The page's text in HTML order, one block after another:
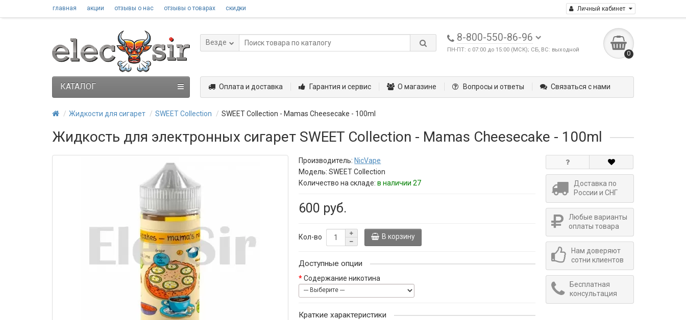
Личный кабинет
главная акции отзывы о нас отзывы о товарах скидки
8-800-550-86-96
ПН-ПТ: с 07:00 до 15:00 (МСК); СБ, ВС: выходной 0
Везде
Оплата и доставка Гарантия и сервис О магазине Вопросы и ответы Связаться с нами
КАТАЛОГ
Жидкости для сигарет SWEET Collection SWEET Collection - Mamas Cheesecake - 100ml
Жидкость для электронных сигарет SWEET Collection - Mamas Cheesecake - 100ml
Производитель: NicVape
Модель:SWEET Collection
Количество на складе:в наличии 27
600 руб.
Кол-во В корзину
Доступные опции
Содержание никотина
Краткие характеристики
Доставка по
России и СНГ
Любые варианты
оплаты товара
Нам доверяют
сотни клиентов
Бесплатная
консультация